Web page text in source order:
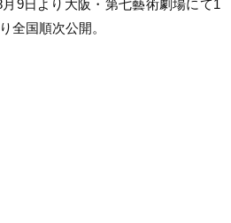
月9日より大阪・第七藝術劇場にて1
全国順次公開。